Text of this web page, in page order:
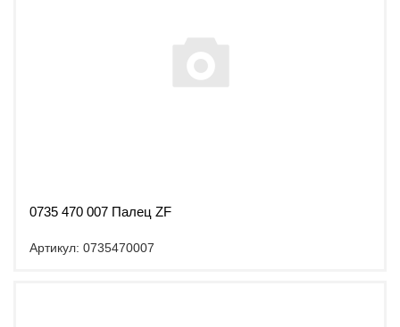
0735 470 007 Палец ZF
Артикул: 0735470007